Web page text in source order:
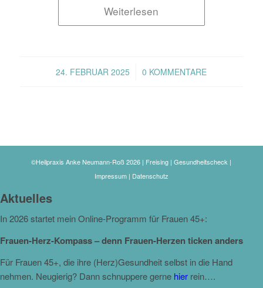
Weiterlesen
24. FEBRUAR 2025
/ 0 KOMMENTARE
©Heilpraxis Anke Neumann-Roß 2026 | Freising | Gesundheitscheck |
Impressum| Datenschutz
Aktuelles
In 2026 startet mein Online-Programm für Frauen 45+:
Frauen-Herz-Kompass – denn Frauen-Herzen ticken anders
Für Frauen 45+, die ihre (Herz)Gesundheit selbst in die Hand
nehmen. Neugierig? Dann schnuppere gerne hier rein….